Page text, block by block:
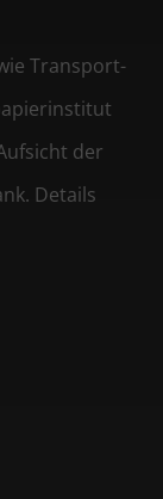
Transport-
der
Details